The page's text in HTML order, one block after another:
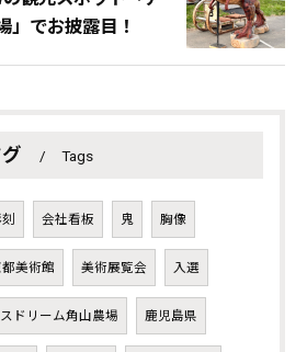
」でお披露目！
Tags
会社看板 鬼 胸像
美術館 美術展覧会 入選
スドリーム角山農場 鹿児島県